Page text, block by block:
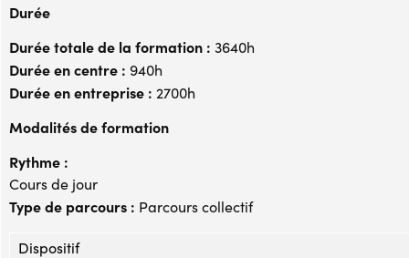
Durée
Durée totale de la formation : 3640h
Durée en centre : 940h
Durée en entreprise : 2700h
Modalités de formation
Rythme :
Cours de jour
Type de parcours : Parcours collectif
Dispositif